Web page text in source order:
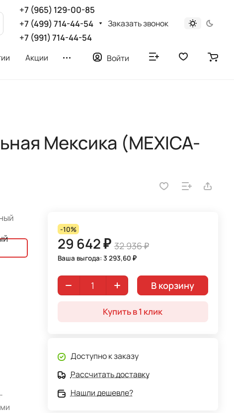
+7 (965) 129-00-85
+7 (499) 714-44-54
+7 (991) 714-44-54
Заказать звонок
Акции Войти
Мексика (MEXICA-
-10%
29 642 ₽ 32 936 ₽
Ваша выгода: 3 293,60 ₽
В корзину
Купить в 1 клик
Доступно к заказу
Рассчитать доставку
Нашли дешевле?